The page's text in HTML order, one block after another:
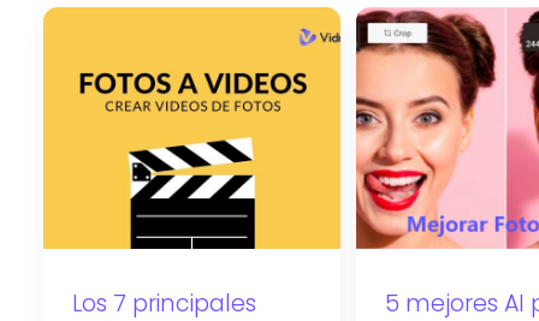
Los 7 principales
5 mejores AI